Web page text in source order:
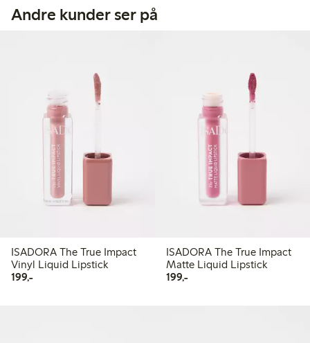
Andre kunder ser på
ISADORA The True Impact
Vinyl Liquid Lipstick
199,-199,00 kr
ISADORA The True Impact
Matte Liquid Lipstick
199,-199,00 kr